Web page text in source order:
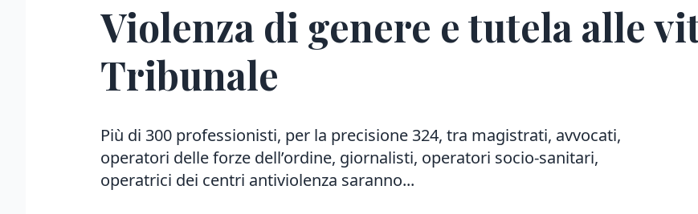
Violenza di genere e tutela alle
Tribunale
Più di 300 professionisti, per la precisione 324, tra magistrati, avvocati,
operatori delle forze dell’ordine, giornalisti, operatori socio-sanitari,
operatrici dei centri antiviolenza saranno...